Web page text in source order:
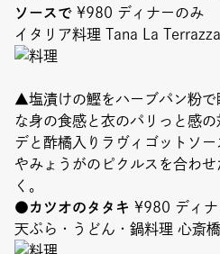
ソースで ¥980 ディナーのみ
イタリア料理 Tana La
▲塩漬けの鰹をハーブパン粉で
な身の食感と衣のパリっと感
デと酢橘入りラヴィゴットソ
やみょうがのピクルスを合わ
く。
●カツオのタタキ ¥980 ディ
天ぷら・うどん・鍋料理 心斎